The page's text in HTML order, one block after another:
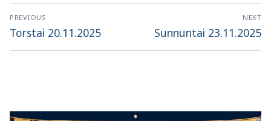
Artikkelien
selaus
PREVIOUS
Previous
Torstai 20.11.2025
NEXT
Next
Sunnuntai 23.11.2025